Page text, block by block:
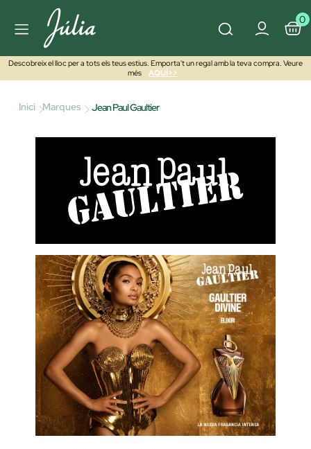
0
Descobreix el lloc per a tots els teus estius. Emporta't un regal amb la teva compra. Veure
més
AQUÍ>>
Inici Marques Jean Paul Gaultier